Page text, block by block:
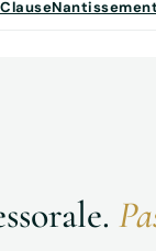
ClauseNantissement